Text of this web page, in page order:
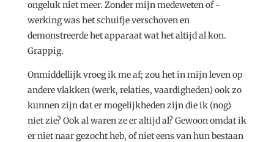
ongeluk niet meer. Zonder mijn medeweten of -
werking was het schuifje verschoven en
demonstreerde het apparaat wat het altijd al kon.
Grappig.
Onmiddellijk vroeg ik me af; zou het in mijn leven op
andere vlakken (werk, relaties, vaardigheden) ook zo
kunnen zijn dat er mogelijkheden zijn die ik (nog)
niet zie? Ook al waren ze er altijd al? Gewoon omdat ik
er niet naar gezocht heb, of niet eens van hun bestaan